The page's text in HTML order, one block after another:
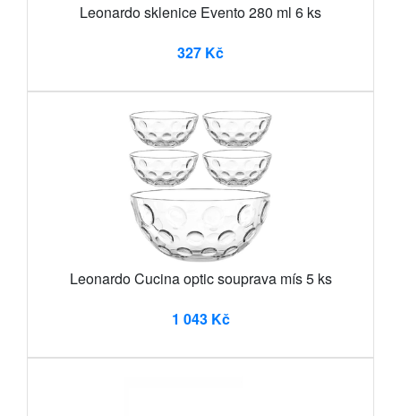
Leonardo sklenice Evento 280 ml 6 ks
327 Kč
Leonardo Cucina optic souprava mís 5 ks
1 043 Kč